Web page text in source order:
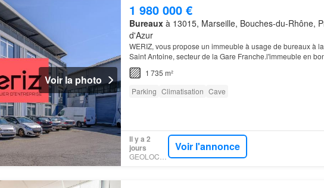
Voir la photo
1 980 000 €
Bureauxà 13015, Marseille, Bouches-du-Rhône,
d'Azur
WERIZ, vous propose un immeuble à usage de bureaux à
Saint Antoine, secteur de la Gare Franche.l'immeuble en
normes PMR, les locaux sont lumineux et partiellement
1 735 m²
Parking Climatisation Cave
Il y a 2
jours
GEOLOCAUX
Voir l'annonce